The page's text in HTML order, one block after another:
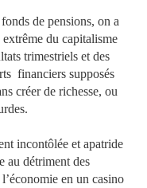
de pensions, on a
du capitalisme
trimestriels et des
financiers supposés
créer de richesse, ou
incontôlée et apatride
au détriment des
en un casino